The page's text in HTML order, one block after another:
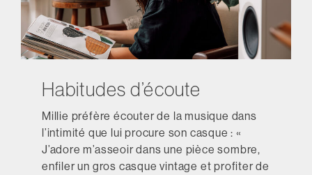
Habitudes d’écoute
Millie préfère écouter de la musique dans
l’intimité que lui procure son casque : «
J’adore m’asseoir dans une pièce sombre,
enfiler un gros casque vintage et profiter de